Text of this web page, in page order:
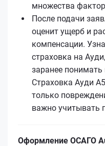
множества
После подачи
оценит ущерб и
компенсации.
страховка на
заранее
Страховка Ауди
только
важно учитывать
Оформление ОСАГО